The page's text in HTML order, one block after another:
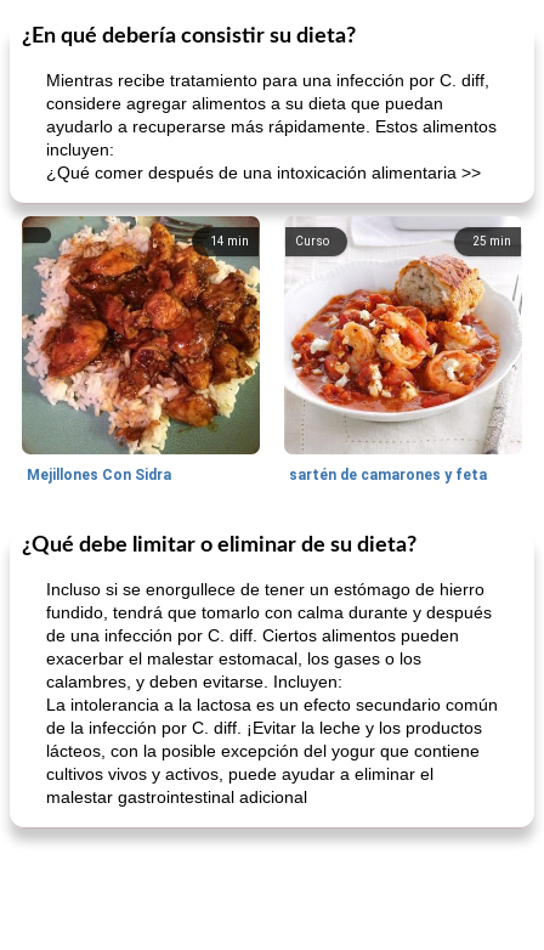
¿En qué debería consistir su dieta?
Mientras recibe tratamiento para una infección por C. diff,
considere agregar alimentos a su dieta que puedan
ayudarlo a recuperarse más rápidamente. Estos alimentos
incluyen:
¿Qué comer después de una intoxicación alimentaria >>
14 min
Mejillones Con Sidra
25 min
Curso
sartén de camarones y feta
80min
Sopas, Guisos Y Chili
sopa de lentejas negras del chef john
Bollos
¿Qué debe limitar o eliminar de su dieta?
Incluso si se enorgullece de tener un estómago de hierro
fundido, tendrá que tomarlo con calma durante y después
de una infección por C. diff. Ciertos alimentos pueden
exacerbar el malestar estomacal, los gases o los
calambres, y deben evitarse. Incluyen:
La intolerancia a la lactosa es un efecto secundario común
de la infección por C. diff. ¡Evitar la leche y los productos
lácteos, con la posible excepción del yogur que contiene
cultivos vivos y activos, puede ayudar a eliminar el
malestar gastrointestinal adicional